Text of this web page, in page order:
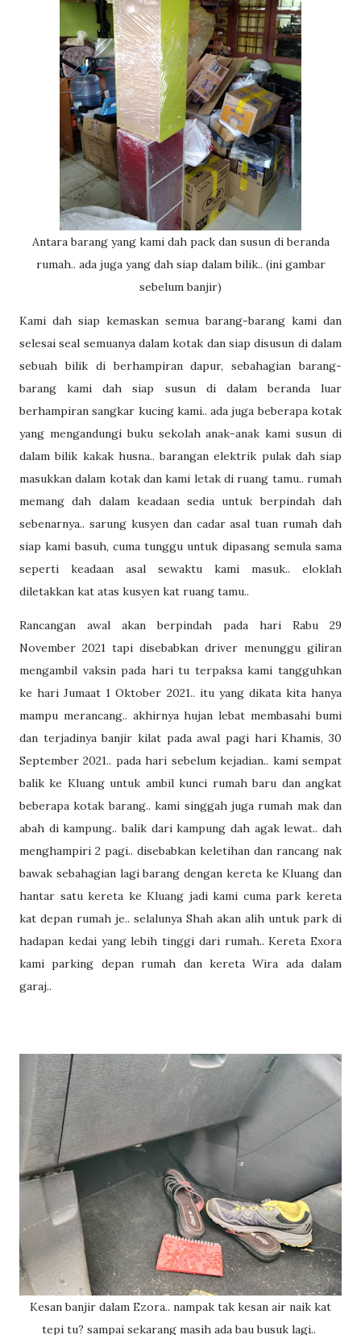
Antara barang yang kami dah pack dan susun di beranda
rumah.. ada juga yang dah siap dalam bilik.. (ini gambar
sebelum banjir)
Kami dah siap kemaskan semua barang-barang kami dan
selesai seal semuanya dalam kotak dan siap disusun di dalam
sebuah bilik di berhampiran dapur, sebahagian barang-
barang kami dah siap susun di dalam beranda luar
berhampiran sangkar kucing kami.. ada juga beberapa kotak
yang mengandungi buku sekolah anak-anak kami susun di
dalam bilik kakak husna.. barangan elektrik pulak dah siap
masukkan dalam kotak dan kami letak di ruang tamu.. rumah
memang dah dalam keadaan sedia untuk berpindah dah
sebenarnya.. sarung kusyen dan cadar asal tuan rumah dah
siap kami basuh, cuma tunggu untuk dipasang semula sama
seperti keadaan asal sewaktu kami masuk.. eloklah
diletakkan kat atas kusyen kat ruang tamu..
Rancangan awal akan berpindah pada hari Rabu 29
November 2021 tapi disebabkan driver menunggu giliran
mengambil vaksin pada hari tu terpaksa kami tangguhkan
ke hari Jumaat 1 Oktober 2021.. itu yang dikata kita hanya
mampu merancang.. akhirnya hujan lebat membasahi bumi
dan terjadinya banjir kilat pada awal pagi hari Khamis, 30
September 2021.. pada hari sebelum kejadian.. kami sempat
balik ke Kluang untuk ambil kunci rumah baru dan angkat
beberapa kotak barang.. kami singgah juga rumah mak dan
abah di kampung.. balik dari kampung dah agak lewat.. dah
menghampiri 2 pagi.. disebabkan keletihan dan rancang nak
bawak sebahagian lagi barang dengan kereta ke Kluang dan
hantar satu kereta ke Kluang jadi kami cuma park kereta
kat depan rumah je.. selalunya Shah akan alih untuk park di
hadapan kedai yang lebih tinggi dari rumah.. Kereta Exora
kami parking depan rumah dan kereta Wira ada dalam
garaj..
Kesan banjir dalam Ezora.. nampak tak kesan air naik kat
tepi tu? sampai sekarang masih ada bau busuk lagi..